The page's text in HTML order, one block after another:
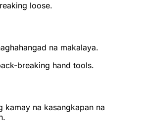
loose.
na makalaya.
breaking hand tools.
kamay na kasangkapan na